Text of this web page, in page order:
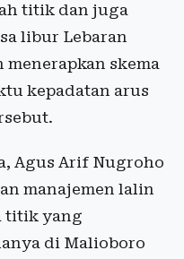
titik dan juga
libur Lebaran
menerapkan skema
kepadatan arus
Agus Arif Nugroho
manajemen lalin
titik yang
di Malioboro